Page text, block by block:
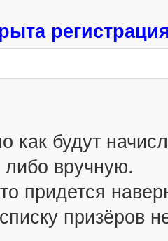
как будут
либо вручную.
придется
призёров